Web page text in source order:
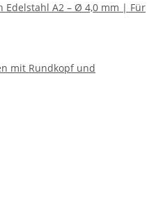
Edelstahl A2 – Ø 4,0 mm | Für